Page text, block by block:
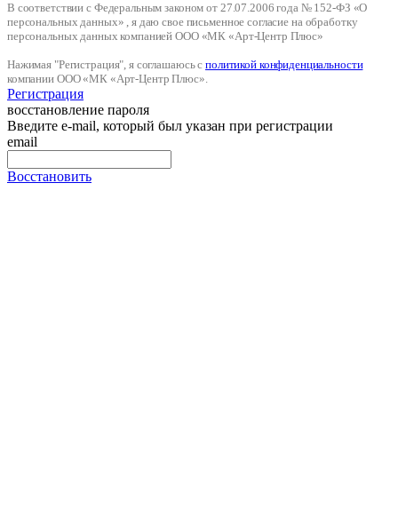
В соответствии с Федеральным законом от 27.07.2006 года № 152-ФЗ «О
персональных данных» , я даю свое письменное согласие на обработку
персональных данных компанией ООО «МК «Арт-Центр Плюс»
Нажимая "Регистрация", я соглашаюсь сполитикой конфиденциальности
компании ООО «МК «Арт-Центр Плюс».
Регистрация
восстановление пароля
Введите e-mail, который был указан при регистрации
email
Восстановить